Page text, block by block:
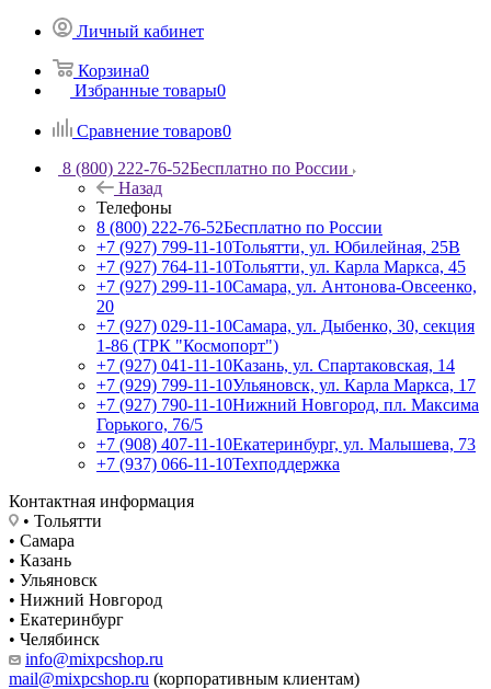
Личный кабинет
Корзина0
Избранные товары0
Сравнение товаров0
8 (800) 222-76-52Бесплатно по России
Назад
Телефоны
8 (800) 222-76-52Бесплатно по России
+7 (927) 799-11-10Тольятти, ул. Юбилейная, 25В
+7 (927) 764-11-10Тольятти, ул. Карла Маркса, 45
+7 (927) 299-11-10Самара, ул. Антонова-Овсеенко,
20
+7 (927) 029-11-10Самара, ул. Дыбенко, 30, секция
1-86 (ТРК "Космопорт")
+7 (927) 041-11-10Казань, ул. Спартаковская, 14
+7 (929) 799-11-10Ульяновск, ул. Карла Маркса, 17
+7 (927) 790-11-10Нижний Новгород, пл. Максима
Горького, 76/5
+7 (908) 407-11-10Екатеринбург, ул. Малышева, 73
+7 (937) 066-11-10Техподдержка
Контактная информация
• Тольятти
• Самара
• Казань
• Ульяновск
• Нижний Новгород
• Екатеринбург
• Челябинск
info@mixpcshop.ru
mail@mixpcshop.ru (корпоративным клиентам)